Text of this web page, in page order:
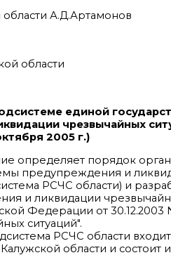
А.Д.Артамонов
области
единой
чрезвычайных
2005 г.)
определяет порядок
предупреждения и
РСЧС области) и
и ликвидации
Федерации от
ситуаций".
РСЧС области
области и состоит